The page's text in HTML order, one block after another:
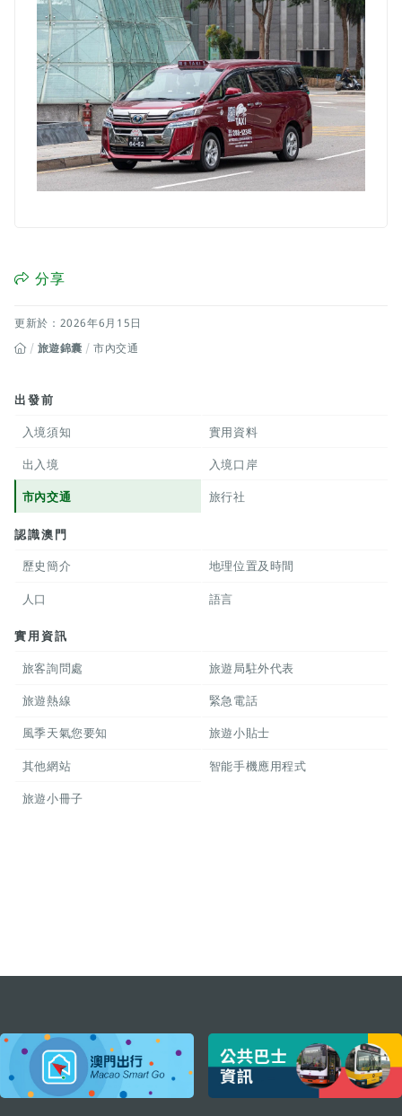
分享
更新於：2026年6月15日
旅遊錦囊
市內交通
出發前
入境須知
實用資料
出入境 入境口岸
市內交通 旅行社
認識澳門
歷史簡介
地理位置及時間
人口 語言
實用資訊
旅客詢問處
旅遊局駐外代表
旅遊熱線 緊急電話
風季天氣您要知 旅遊小貼士
其他網站 智能手機應用程式
旅遊小冊子
external links